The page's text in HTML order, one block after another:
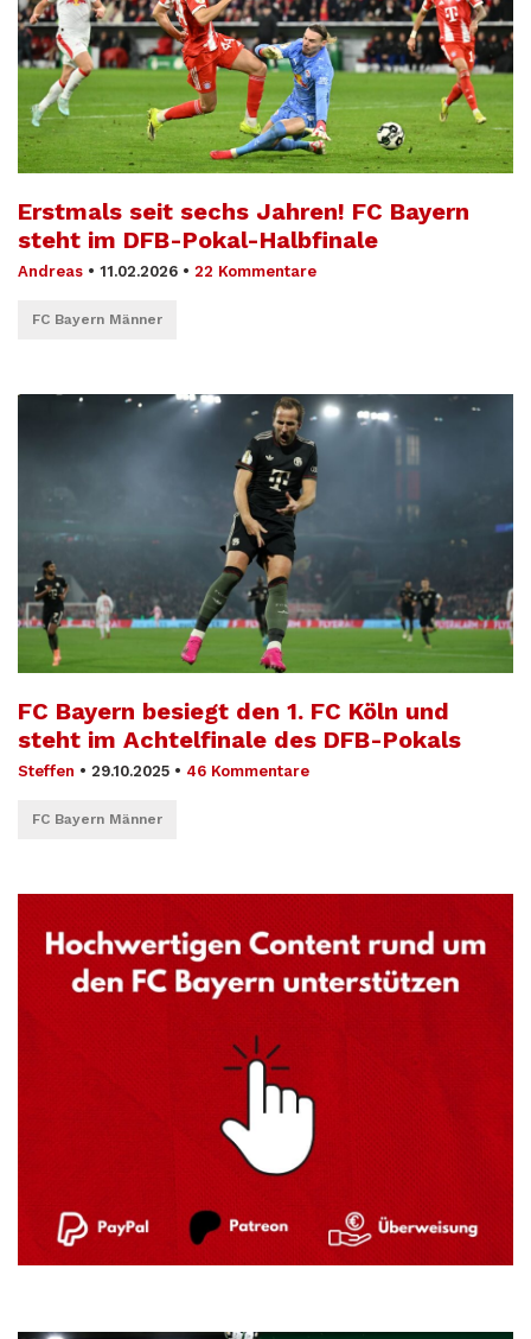
Erstmals seit sechs Jahren! FC Bayern
steht im DFB-Pokal-Halbfinale
Andreas • 11.02.2026 • 22 Kommentare
FC Bayern Männer
FC Bayern besiegt den 1. FC Köln und
steht im Achtelfinale des DFB-Pokals
Steffen • 29.10.2025 • 46 Kommentare
FC Bayern Männer